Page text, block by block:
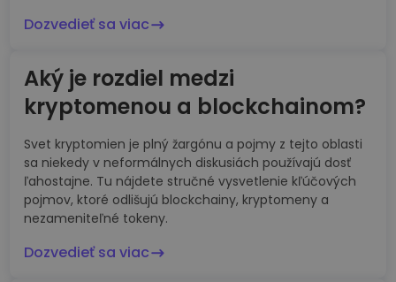
Dozvedieť sa viac
Aký je rozdiel medzi
kryptomenou a blockchainom?
Svet kryptomien je plný žargónu a pojmy z tejto oblasti
sa niekedy v neformálnych diskusiách používajú dosť
ľahostajne. Tu nájdete stručné vysvetlenie kľúčových
pojmov, ktoré odlišujú blockchainy, kryptomeny a
nezameniteľné tokeny.
Dozvedieť sa viac